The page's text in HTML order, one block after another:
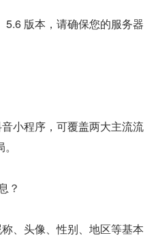
版本，请确保您的服务器
小程序，可覆盖两大主流流
？
、头像、性别、地区等基本